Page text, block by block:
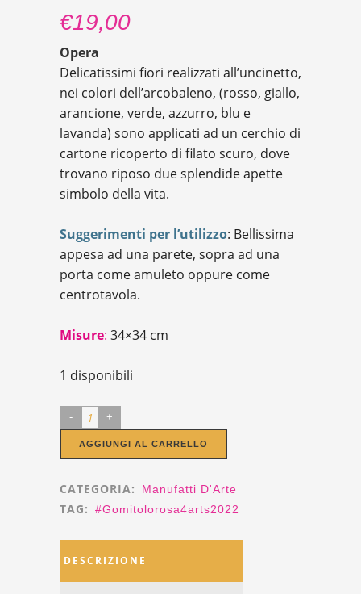
€19,00
Opera
Delicatissimi fiori realizzati all’uncinetto,
nei colori dell’arcobaleno, (rosso, giallo,
arancione, verde, azzurro, blu e
lavanda) sono applicati ad un cerchio di
cartone ricoperto di filato scuro, dove
trovano riposo due splendide apette
simbolo della vita.
Suggerimenti per l’utilizzo: Bellissima
appesa ad una parete, sopra ad una
porta come amuleto oppure come
centrotavola.
Misure: 34×34 cm
1 disponibili
Ghirlanda
fiori
quantity
AGGIUNGI AL CARRELLO
CATEGORIA: Manufatti D'Arte
TAG: #gomitolorosa4arts2022
DESCRIZIONE